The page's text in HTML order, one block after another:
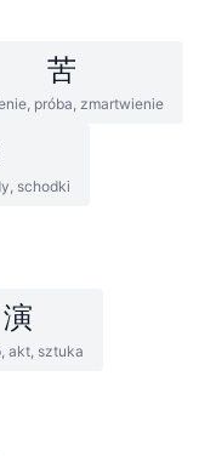
苦
próba, zmartwienie
schodki
演
akt, sztuka